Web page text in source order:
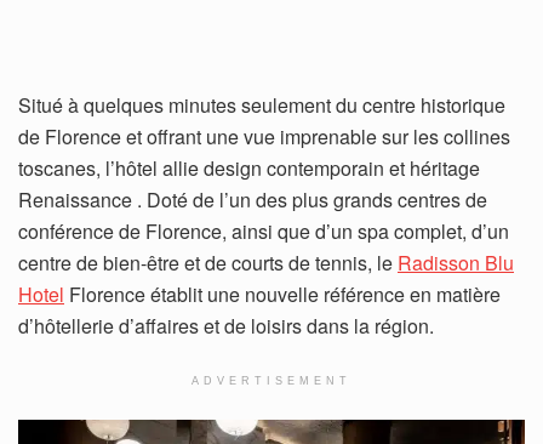
Situé à quelques minutes seulement du centre historique
de Florence et offrant une vue imprenable sur les collines
toscanes, l’hôtel allie design contemporain et héritage
Renaissance . Doté de l’un des plus grands centres de
conférence de Florence, ainsi que d’un spa complet, d’un
centre de bien-être et de courts de tennis, le Radisson Blu
Hotel Florence établit une nouvelle référence en matière
d’hôtellerie d’affaires et de loisirs dans la région.
ADVERTISEMENT